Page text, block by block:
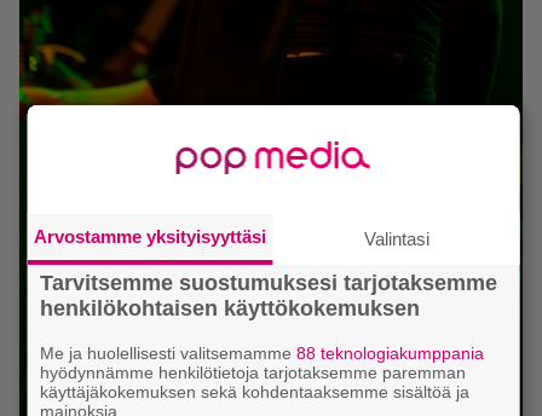
Arvostamme yksityisyyttäsi Valintasi
Tarvitsemme suostumuksesi tarjotaksemme
henkilökohtaisen käyttökokemuksen
Me ja huolellisesti valitsemamme 88 teknologiakumppania
hyödynnämme henkilötietoja tarjotaksemme paremman
käyttäjäkokemuksen sekä kohdentaaksemme sisältöä ja
mainoksia.